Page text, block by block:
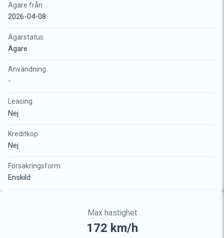
Ägare från
2026-04-08
Ägarstatus
Ägare
Användning
-
Leasing
Nej
Kreditköp
Nej
Försäkringsform
Enskild
Max hastighet
172 km/h